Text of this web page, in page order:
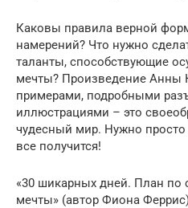
Каковы правила верной
намерений? Что нужно
таланты, способствующие
мечты? Произведение Анны
примерами, подробными
иллюстрациями – это
чудесный мир. Нужно просто
все получится!
«30 шикарных дней. План по
мечты» (автор Фиона